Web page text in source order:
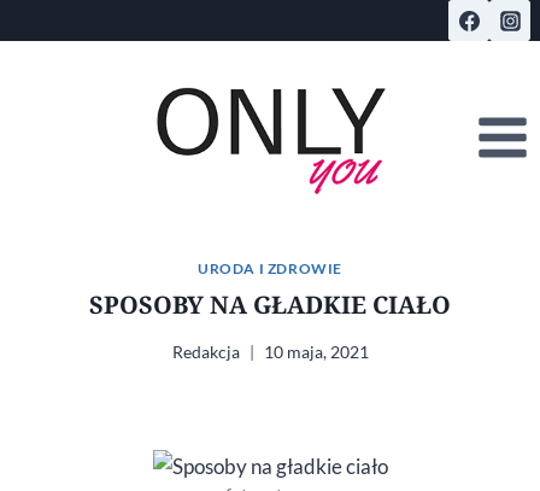
do
URODA I ZDROWIE
SPOSOBY NA GŁADKIE CIAŁO
Redakcja 10 maja, 2021